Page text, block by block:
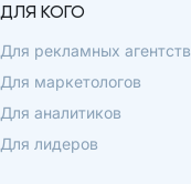
ДЛЯ КОГО
Для рекламных агентств
Для маркетологов
Для аналитиков
Для лидеров